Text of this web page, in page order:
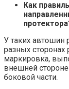
Как
У таких автошин
разных сторонах
маркировка,
внешней
боковой части.